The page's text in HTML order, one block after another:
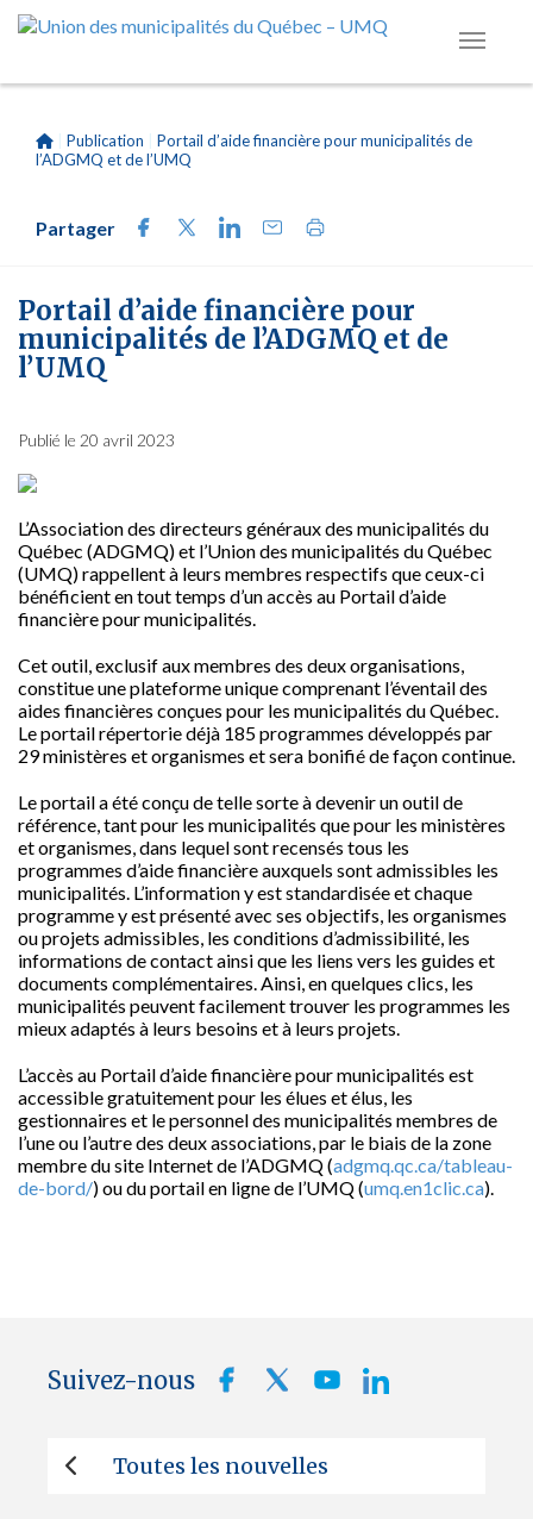
Publication
Portail d’aide financière pour municipalités de
l’ADGMQ et de l’UMQ
Partager
Portail d’aide financière pour
municipalités de l’ADGMQ et de
l’UMQ
Publié le 20 avril 2023
L’Association des directeurs généraux des municipalités du
Québec (ADGMQ) et l’Union des municipalités du Québec
(UMQ) rappellent à leurs membres respectifs que ceux-ci
bénéficient en tout temps d’un accès au Portail d’aide
financière pour municipalités.
Cet outil, exclusif aux membres des deux organisations,
constitue une plateforme unique comprenant l’éventail des
aides financières conçues pour les municipalités du Québec.
Le portail répertorie déjà 185 programmes développés par
29 ministères et organismes et sera bonifié de façon continue.
Le portail a été conçu de telle sorte à devenir un outil de
référence, tant pour les municipalités que pour les ministères
et organismes, dans lequel sont recensés tous les
programmes d’aide financière auxquels sont admissibles les
municipalités. L’information y est standardisée et chaque
programme y est présenté avec ses objectifs, les organismes
ou projets admissibles, les conditions d’admissibilité, les
informations de contact ainsi que les liens vers les guides et
documents complémentaires. Ainsi, en quelques clics, les
municipalités peuvent facilement trouver les programmes les
mieux adaptés à leurs besoins et à leurs projets.
L’accès au Portail d’aide financière pour municipalités est
accessible gratuitement pour les élues et élus, les
gestionnaires et le personnel des municipalités membres de
l’une ou l’autre des deux associations, par le biais de la zone
membre du site Internet de l’ADGMQ (adgmq.qc.ca/tableau-
de-bord/) ou du portail en ligne de l’UMQ (umq.en1clic.ca).
Suivez-nous
Toutes les nouvelles